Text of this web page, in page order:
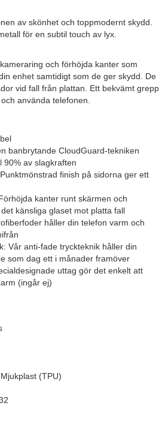
av skönhet och toppmodernt skydd.
för en subtil touch av lyx.
och förhöjda kanter som
enhet samtidigt som de ger skydd. De
vid fall från plattan. Ett bekvämt grepp
använda telefonen.
banbrytande CloudGuard-tekniken
90% av slagkraften
finish på sidorna ger ett
kanter runt skärmen och
känsliga glaset mot platta fall
håller din telefon varm och
Vår anti-fade tryckteknik håller din
som dag ett i månader framöver
uttag gör det enkelt att
(ingår ej)
(TPU)